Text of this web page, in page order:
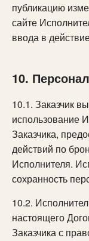
публикацию
сайте
ввода в
10.
10.1. Заказчик
использование
Заказчика,
действий по
Исполнителя.
сохранность
10.2.
настоящего
Заказчика с